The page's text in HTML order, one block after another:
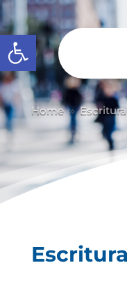
Abrir barra de
Home 9